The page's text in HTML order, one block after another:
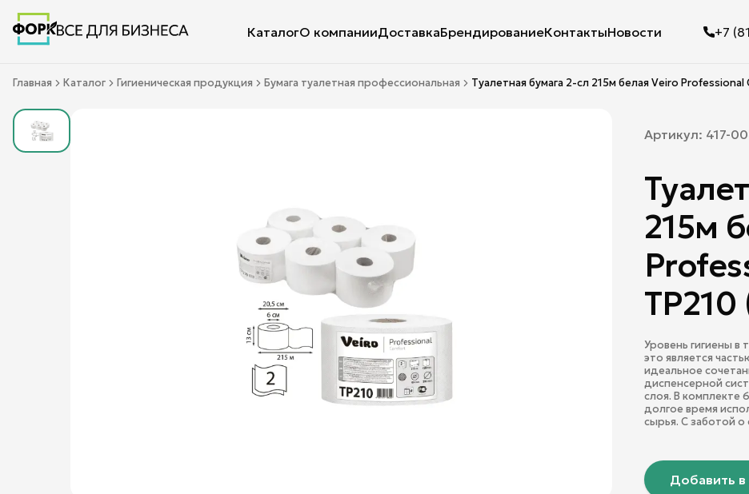
КаталогО компанииДоставкаБрендированиеКонтактыНовости +7
Главная Каталог Гигиеническая продукция Бумага туалетная профессиональная Туалетная бумага 2-сл 215м белая Veiro
Артикул: 417-
215м
TP210
Уровень гигиены в
это является
идеальное
диспенсерной
слоя. В комплекте
долгое время
сырья. С заботой
Добавить в